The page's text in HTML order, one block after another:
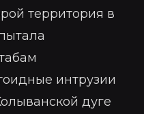
территория в
интрузии
дуге